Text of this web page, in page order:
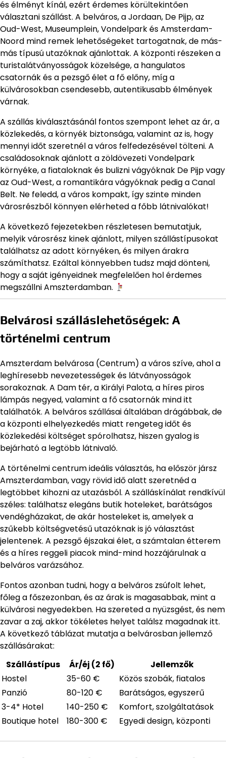
és élményt kínál, ezért érdemes körültekintően
választani szállást. A belváros, a Jordaan, De Pijp, az
Oud-West, Museumplein, Vondelpark és Amsterdam-
Noord mind remek lehetőségeket tartogatnak, de más-
más típusú utazóknak ajánlottak. A központi részeken a
turistalátványosságok közelsége, a hangulatos
csatornák és a pezsgő élet a fő előny, míg a
külvárosokban csendesebb, autentikusabb élmények
várnak.
A szállás kiválasztásánál fontos szempont lehet az ár, a
közlekedés, a környék biztonsága, valamint az is, hogy
mennyi időt szeretnél a város felfedezésével tölteni. A
családosoknak ajánlott a zöldövezeti Vondelpark
környéke, a fiataloknak és bulizni vágyóknak De Pijp vagy
az Oud-West, a romantikára vágyóknak pedig a Canal
Belt. Ne feledd, a város kompakt, így szinte minden
városrészből könnyen elérheted a főbb látnivalókat!
A következő fejezetekben részletesen bemutatjuk,
melyik városrész kinek ajánlott, milyen szállástípusokat
találhatsz az adott környéken, és milyen árakra
számíthatsz. Ezáltal könnyebben tudsz majd dönteni,
hogy a saját igényeidnek megfelelően hol érdemes
megszállni Amszterdamban.
Belvárosi szálláslehetőségek: A
történelmi centrum
Amszterdam belvárosa (Centrum) a város szíve, ahol a
leghíresebb nevezetességek és látványosságok
sorakoznak. A Dam tér, a Királyi Palota, a híres piros
lámpás negyed, valamint a fő csatornák mind itt
találhatók. A belváros szállásai általában drágábbak, de
a központi elhelyezkedés miatt rengeteg időt és
közlekedési költséget spórolhatsz, hiszen gyalog is
bejárható a legtöbb látnivaló.
A történelmi centrum ideális választás, ha először jársz
Amszterdamban, vagy rövid idő alatt szeretnéd a
legtöbbet kihozni az utazásból. A szálláskínálat rendkívül
széles: találhatsz elegáns butik hoteleket, barátságos
vendégházakat, de akár hosteleket is, amelyek a
szűkebb költségvetésű utazóknak is jó választást
jelentenek. A pezsgő éjszakai élet, a számtalan étterem
és a híres reggeli piacok mind-mind hozzájárulnak a
belváros varázsához.
Fontos azonban tudni, hogy a belváros zsúfolt lehet,
főleg a főszezonban, és az árak is magasabbak, mint a
külvárosi negyedekben. Ha szereted a nyüzsgést, és nem
zavar a zaj, akkor tökéletes helyet találsz magadnak itt.
A következő táblázat mutatja a belvárosban jellemző
szállásárakat:
Szállástípus
Ár/éj (2 fő)
Jellemzők
Hostel
35-60 €
Közös szobák, fiatalos
Panzió
80-120 €
Barátságos, egyszerű
3-4* Hotel
140-250 €
Komfort, szolgáltatások
Boutique hotel
180-300 € Egyedi design, központi